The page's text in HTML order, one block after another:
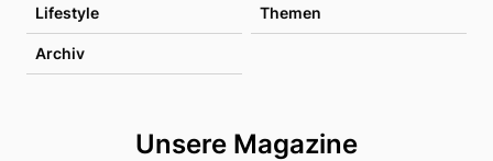
Lifestyle Themen
Archiv
Unsere Magazine